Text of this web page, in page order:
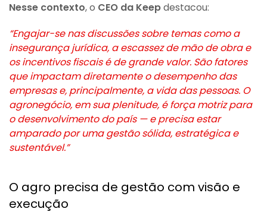
Nesse contexto, o CEO da Keepdestacou:
“Engajar-se nas discussões sobre temas como a
insegurança jurídica, a escassez de mão de obra e
os incentivos fiscais é de grande valor. São fatores
que impactam diretamente o desempenho das
empresas e, principalmente, a vida das pessoas. O
agronegócio, em sua plenitude, é força motriz para
o desenvolvimento do país — e precisa estar
amparado por uma gestão sólida, estratégica e
sustentável.”
O agro precisa de gestão com visão e
execução